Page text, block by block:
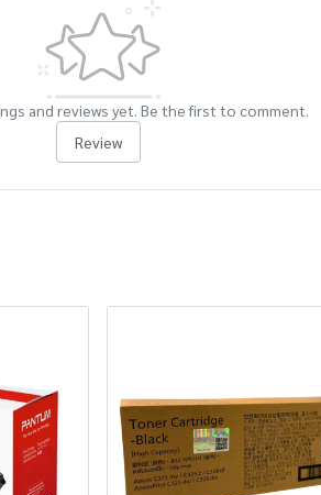
and reviews yet. Be the first to comment.
Review